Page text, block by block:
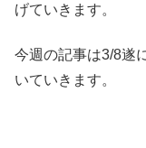
げていきます。
今週の記事は3/8遂
いていきます。